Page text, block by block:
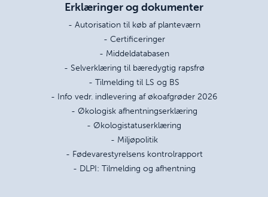
Erklæringer og dokumenter
- Autorisation til køb af planteværn
- Certificeringer
- Middeldatabasen
- Selverklæring til bæredygtig rapsfrø
- Tilmelding til LS og BS
- Info vedr. indlevering af økoafgrøder 2026
- Økologisk afhentningserklæring
- Økologistatuserklæring
- Miljøpolitik
- Fødevarestyrelsens kontrolrapport
- DLPI: Tilmelding og afhentning